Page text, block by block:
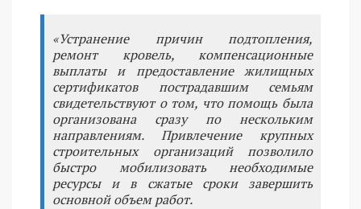
«Устранение причин подтопления,
ремонт кровель, компенсационные
выплаты и предоставление жилищных
сертификатов пострадавшим семьям
свидетельствуют о том, что помощь была
организована сразу по нескольким
направлениям. Привлечение крупных
строительных организаций позволило
быстро мобилизовать необходимые
ресурсы и в сжатые сроки завершить
основной объем работ.